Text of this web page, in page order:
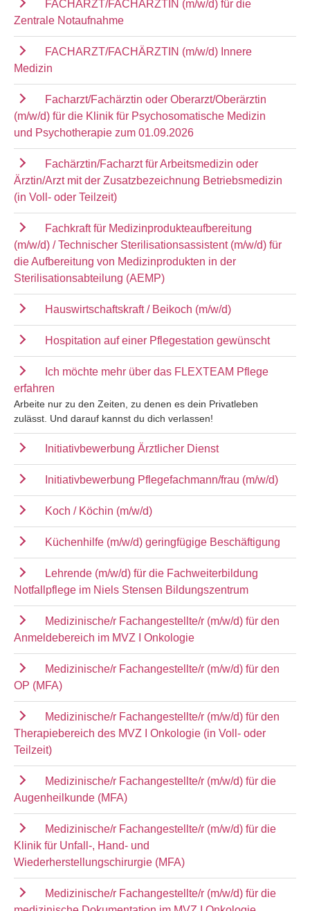
FACHARZT/FACHÄRZTIN (m/w/d) für die
Zentrale Notaufnahme
FACHARZT/FACHÄRZTIN (m/w/d) Innere
Medizin
Facharzt/Fachärztin oder Oberarzt/Oberärztin
(m/w/d) für die Klinik für Psychosomatische Medizin
und Psychotherapie zum 01.09.2026
Fachärztin/Facharzt für Arbeitsmedizin oder
Ärztin/Arzt mit der Zusatzbezeichnung Betriebsmedizin
(in Voll- oder Teilzeit)
Fachkraft für Medizinprodukteaufbereitung
(m/w/d) / Technischer Sterilisationsassistent (m/w/d) für
die Aufbereitung von Medizinprodukten in der
Sterilisationsabteilung (AEMP)
Hauswirtschaftskraft / Beikoch (m/w/d)
Hospitation auf einer Pflegestation gewünscht
Ich möchte mehr über das FLEXTEAM Pflege
erfahren
Arbeite nur zu den Zeiten, zu denen es dein Privatleben
zulässt. Und darauf kannst du dich verlassen!
Initiativbewerbung Ärztlicher Dienst
Initiativbewerbung Pflegefachmann/frau (m/w/d)
Koch / Köchin (m/w/d)
Küchenhilfe (m/w/d) geringfügige Beschäftigung
Lehrende (m/w/d) für die Fachweiterbildung
Notfallpflege im Niels Stensen Bildungszentrum
Medizinische/r Fachangestellte/r (m/w/d) für den
Anmeldebereich im MVZ I Onkologie
Medizinische/r Fachangestellte/r (m/w/d) für den
OP (MFA)
Medizinische/r Fachangestellte/r (m/w/d) für den
Therapiebereich des MVZ I Onkologie (in Voll- oder
Teilzeit)
Medizinische/r Fachangestellte/r (m/w/d) für die
Augenheilkunde (MFA)
Medizinische/r Fachangestellte/r (m/w/d) für die
Klinik für Unfall-, Hand- und
Wiederherstellungschirurgie (MFA)
Medizinische/r Fachangestellte/r (m/w/d) für die